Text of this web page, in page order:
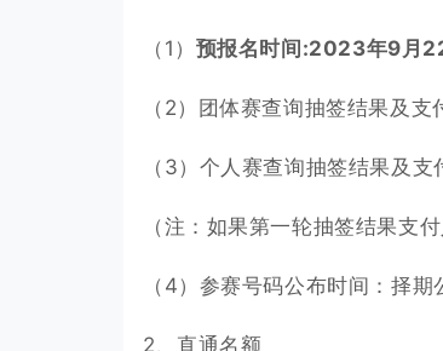
（1） 预报名时间:2023年9月
（2）团体赛查询抽签结果及
（3）个人赛查询抽签结果及
（注：如果第一轮抽签结果支
（4）参赛号码公布时间：择
2、直通名额